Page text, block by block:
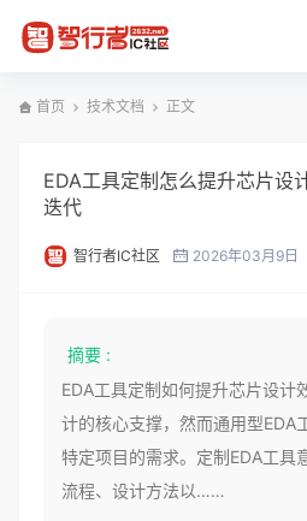
首页 技术文档 正文
EDA工具定制怎么提升芯片设
迭代
智行者IC社区 2026年03月9日
摘要 :
EDA工具定制如何提升芯片设计
计的核心支撑，然而通用型EDA
特定项目的需求。定制EDA工具
流程、设计方法以……